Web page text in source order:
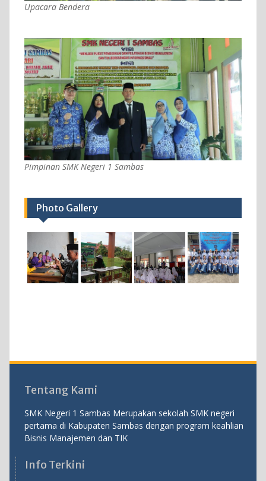
Upacara Bendera
Pimpinan SMK Negeri 1 Sambas
Photo Gallery
Tentang Kami
SMK Negeri 1 Sambas Merupakan sekolah SMK negeri
pertama di Kabupaten Sambas dengan program keahlian
Bisnis Manajemen dan TIK
Info Terkini